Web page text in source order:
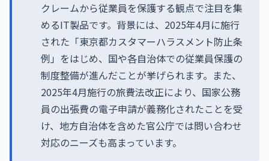
クレームから従業員を保護する観点で注目を集
めるIT製品です。背景には、2025年4月に施行
された「東京都カスタマーハラスメント防止条
例」をはじめ、国や各自治体での従業員保護の
制度整備が進んだことが挙げられます。また、
2025年4月施行の旅費法改正により、国家公務
員の出張費の電子申請が義務化されたことを受
け、地方自治体を含めた官公庁では問い合わせ
対応のニーズも高まっています。